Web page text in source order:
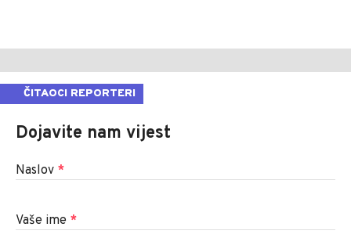
ČITAOCI REPORTERI
Dojavite nam vijest
Naslov *
Vaše ime *